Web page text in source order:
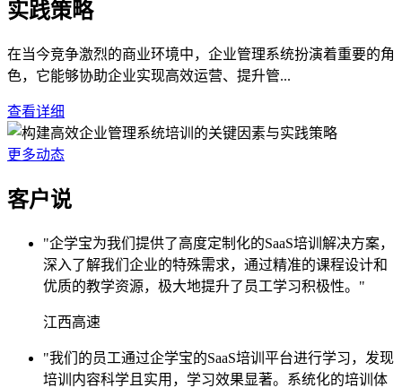
实践策略
在当今竞争激烈的商业环境中，企业管理系统扮演着重要的角
色，它能够协助企业实现高效运营、提升管...
查看详细
更多动态
客户说
"企学宝为我们提供了高度定制化的SaaS培训解决方案，
深入了解我们企业的特殊需求，通过精准的课程设计和
优质的教学资源，极大地提升了员工学习积极性。"
江西高速
"我们的员工通过企学宝的SaaS培训平台进行学习，发现
培训内容科学且实用，学习效果显著。系统化的培训体